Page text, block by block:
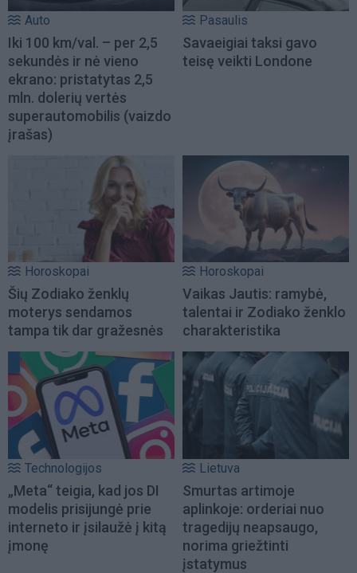
Auto
Iki 100 km/val. – per 2,5
sekundės ir nė vieno
ekrano: pristatytas 2,5
mln. dolerių vertės
superautomobilis (vaizdo
įrašas)
Pasaulis
Savaeigiai taksi gavo
teisę veikti Londone
Horoskopai
Šių Zodiako ženklų
moterys sendamos
tampa tik dar gražesnės
Horoskopai
Vaikas Jautis: ramybė,
talentai ir Zodiako ženklo
charakteristika
Technologijos
„Meta“ teigia, kad jos DI
modelis prisijungė prie
interneto ir įsilaužė į kitą
įmonę
Lietuva
Smurtas artimoje
aplinkoje: orderiai nuo
tragedijų neapsaugo,
norima griežtinti
įstatymus